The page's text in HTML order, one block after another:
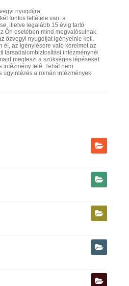
nyugdíjra.
fontos feltétele van: a
illetve legalább 15 évig tartó
Ön esetében mind megvalósulnak.
özvegyi nyugdíjat igényelnie kell.
él, az igénylésére való kérelmet az
társadalombiztosítási intézménynél
megteszi a szükséges lépéseket
intézmény felé. Tehát nem
ügyintézés a román intézmények